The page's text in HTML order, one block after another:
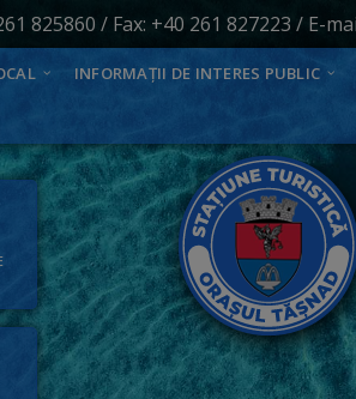
825860 / Fax: +40 261 827223 / E-
INFORMAȚII DE INTERES PUBLIC